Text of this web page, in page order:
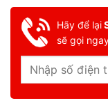
Hãy để lại
sẽ gọi